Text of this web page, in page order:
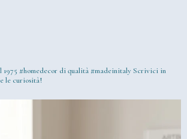
1975 #homedecor di qualità #madeinitaly Scrivici in
le curiosità!